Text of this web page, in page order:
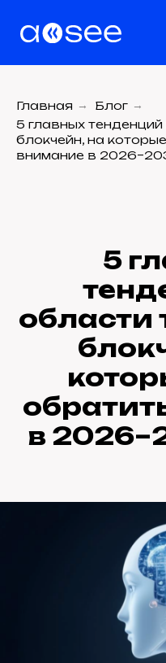
Главная → Блог →
5 главных
блокчейн, на
внимание в
5
области
в